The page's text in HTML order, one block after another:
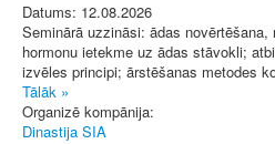
Datums: 12.08.2026
Seminārā uzzināsi: ādas novērtēšana,
hormonu ietekme uz ādas stāvokli;
izvēles principi; ārstēšanas metodes
Tālāk »
Organizē kompānija:
Dinastija SIA